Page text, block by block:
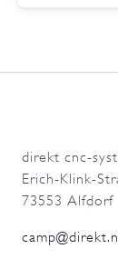
direkt cnc-
Erich-Klink-
73553 Alfdorf